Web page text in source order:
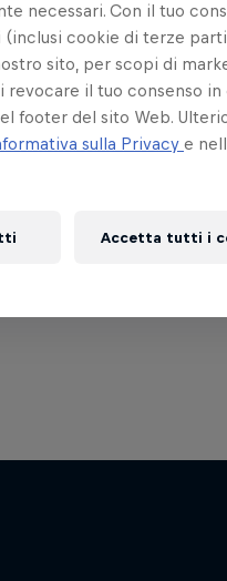
necessari. Con il tuo
cookie di terze
sito, per scopi di
il tuo consenso in
footer del sito Web.
sulla Privacy e
Accetta tutti i